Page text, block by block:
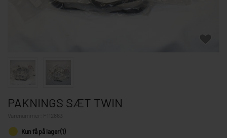
PAKNINGS SÆT TWIN
F112863
Kun få på lager (1)